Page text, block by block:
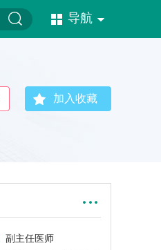
导航
加入收藏
副主任医师